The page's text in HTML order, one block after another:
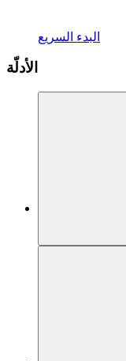
البدء السريع
الأدلّة